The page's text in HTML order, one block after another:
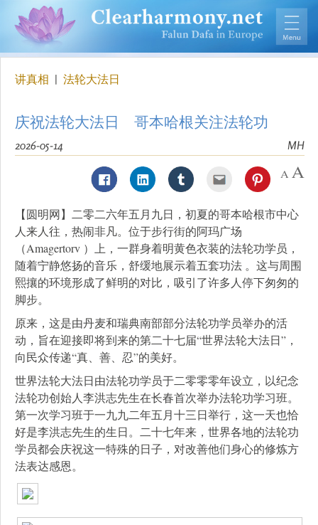
讲真相 | 法轮大法日
庆祝法轮大法日 哥本哈根关注法轮功
MH
2026-05-14
【圆明网】二零二六年五月九日，初夏的哥本哈根市中心
人来人往，热闹非凡。位于步行街的阿玛广场
（Amagertorv ）上，一群身着明黄色衣装的法轮功学员，
随着宁静悠扬的音乐，舒缓地展示着五套功法 。这与周围
熙攘的环境形成了鲜明的对比，吸引了许多人停下匆匆的
脚步。
原来，这是由丹麦和瑞典南部部分法轮功学员举办的活
动，旨在迎接即将到来的第二十七届“世界法轮大法日”，
向民众传递“真、善、忍”的美好。
世界法轮大法日由法轮功学员于二零零零年设立，以纪念
法轮功创始人李洪志先生在长春首次举办法轮功学习班。
第一次学习班于一九九二年五月十三日举行，这一天也恰
好是李洪志先生的生日。二十七年来，世界各地的法轮功
学员都会庆祝这一特殊的日子，对改善他们身心的修炼方
法表达感恩。